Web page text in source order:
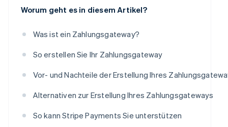
Worum geht es in diesem Artikel?
Was ist ein Zahlungsgateway?
So erstellen Sie Ihr Zahlungsgateway
Vor- und Nachteile der Erstellung Ihres
Alternativen zur Erstellung Ihres Zahlungsgateways
So kann Stripe Payments Sie unterstützen